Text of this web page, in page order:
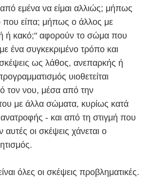
από εμένα να είμαι αλλιώς; μήπως
που είπα; μήπως ο άλλος με
ή κακό;" αφορούν το σώμα που
ένα συγκεκριμένο τρόπο και
σκέψεις ως λάθος, ανεπαρκής ή
υιοθετείται
τον νου, μέσα από την
με άλλα σώματα, κυρίως κατά
- και από τη στιγμή που
οι σκέψεις χάνεται ο
όλες οι σκέψεις προβληματικές.